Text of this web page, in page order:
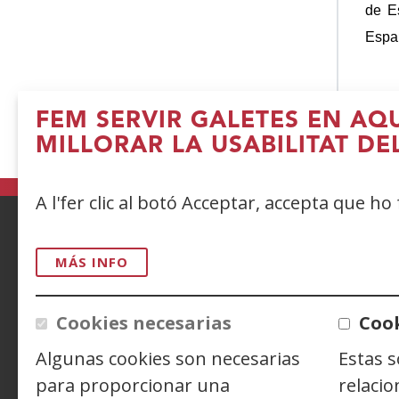
FEM SERVIR GALETES EN
MILLORAR LA USABILITAT
A l'fer clic al botó Acceptar, accepta que ho
MÁS INFO
Cookies necesarias
Algunas cookies son necesarias
para proporcionar una
Estas
de
ACCESIBILIDAD
CONTACTO
Siguenos en: Twitter
(Obre(Obre